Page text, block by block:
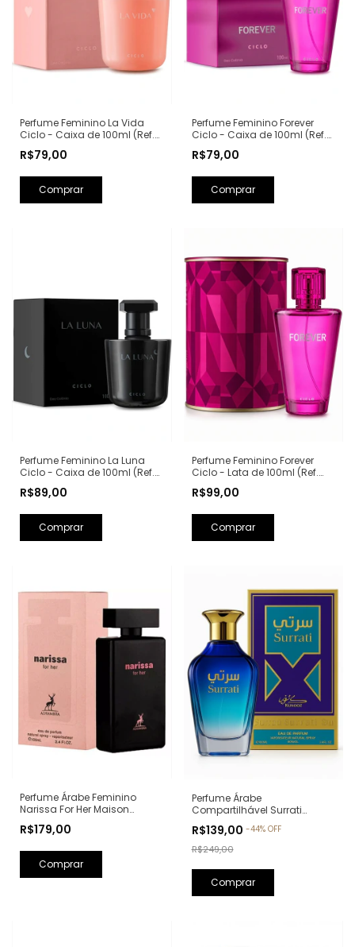
Perfume Feminino La Vida
Ciclo - Caixa de 100ml (Ref.
Lancôme)
R$79,00
Perfume Feminino Forever
Ciclo - Caixa de 100ml (Ref.
Spears)
R$79,00
Perfume Feminino La Luna
Ciclo - Caixa de 100ml (Ref.
Lancôme)
R$89,00
Perfume Feminino Forever
Ciclo - Lata de 100ml (Ref.
Spears)
R$99,00
Perfume Árabe Feminino
Narissa For Her Maison
100ml (Ref. Olfativa: Narciso
R$179,00
Perfume Árabe
Compartilhável Surrati
Parfum - 100ml (Ref. Olfativa:
Erba Pura Xerjoff)
R$139,00 -44% OFF
R$249,00